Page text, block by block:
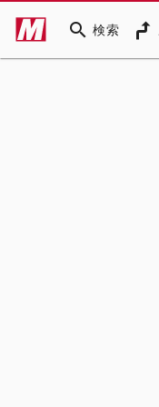
search 検索